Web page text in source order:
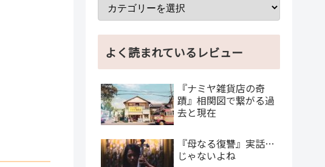
よく読まれているレビュー
『ナミヤ雑貨店の奇
蹟』相関図で繋がる過
去と現在
『母なる復讐』実話…
じゃないよね